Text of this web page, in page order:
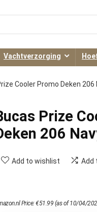
Vachtverzorging
Cooler Promo Deken 206
Prize
206
Add to wishlist Add
Price:€51.99 (as of 10/04/